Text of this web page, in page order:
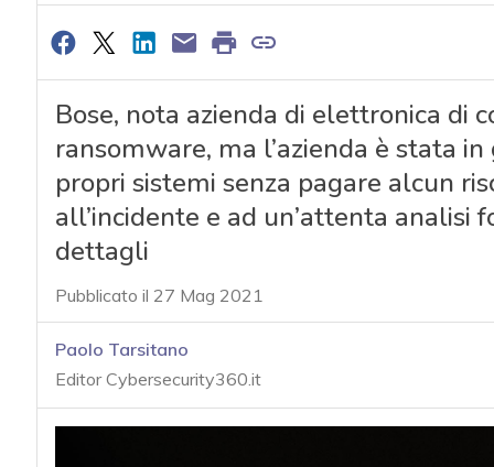
Bose, nota azienda di elettronica di
ransomware, ma l’azienda è stata
propri sistemi senza pagare alcun
all’incidente e ad un’attenta analisi
dettagli
Pubblicato il 27 Mag 2021
Paolo Tarsitano
Editor Cybersecurity360.it